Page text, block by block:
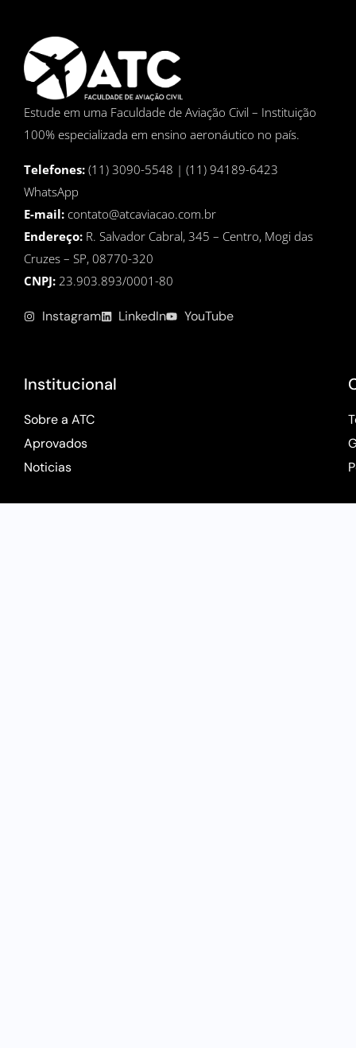
Estude em uma Faculdade de Aviação Civil – Instituição
100% especializada em ensino aeronáutico no país.
Telefones: (11) 3090-5548 | (11) 94189-6423
WhatsApp
E-mail: contato@atcaviacao.com.br
Endereço: R. Salvador Cabral, 345 – Centro, Mogi das
Cruzes – SP, 08770-320
CNPJ: 23.903.893/0001-80
Instagram LinkedIn YouTube
Institucional
Sobre a ATC
Aprovados
Noticias